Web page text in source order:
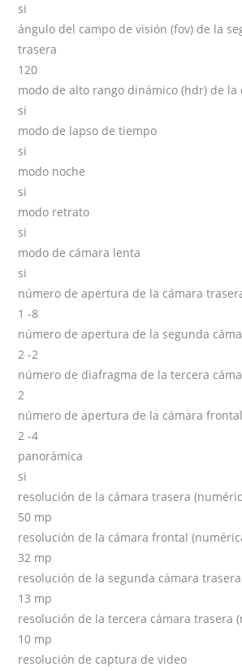
si
ángulo del campo de visión (fov) de la
trasera
120
modo de alto rango dinámico (hdr) de la
si
modo de lapso de tiempo
si
modo noche
si
modo retrato
si
modo de cámara lenta
si
número de apertura de la cámara
1 -8
número de apertura de la segunda
2 -2
número de diafragma de la tercera
2
número de apertura de la cámara frontal
2 -4
panorámica
si
resolución de la cámara trasera
50 mp
resolución de la cámara frontal
32 mp
resolución de la segunda cámara
13 mp
resolución de la tercera cámara trasera
10 mp
resolución de captura de video